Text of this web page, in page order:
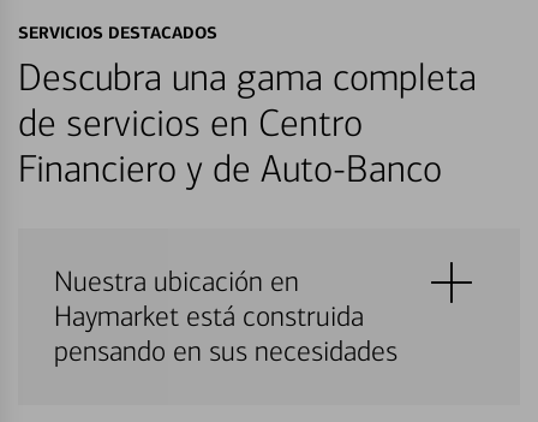
SERVICIOS DESTACADOS
Descubra una gama completa
de servicios en Centro
Financiero y de Auto-Banco
Nuestra ubicación en
Haymarket está construida
pensando en sus necesidades